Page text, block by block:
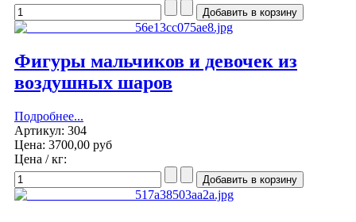
Фигуры мальчиков и девочек из
воздушных шаров
Подробнее...
Артикул: 304
Цена: 3700,00 руб
Цена / кг: